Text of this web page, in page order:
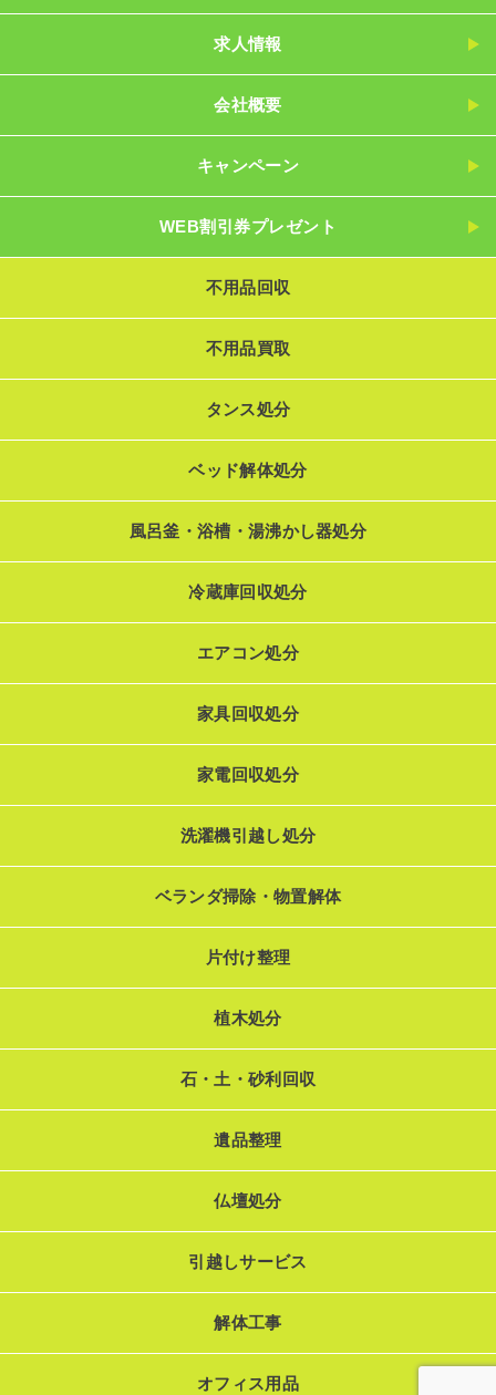
求人情報
会社概要
キャンペーン
WEB割引券プレゼント
不用品回収
不用品買取
タンス処分
ベッド解体処分
風呂釜・浴槽・湯沸かし器処分
冷蔵庫回収処分
エアコン処分
家具回収処分
家電回収処分
洗濯機引越し処分
ベランダ掃除・物置解体
片付け整理
植木処分
石・土・砂利回収
遺品整理
仏壇処分
引越しサービス
解体工事
オフィス用品